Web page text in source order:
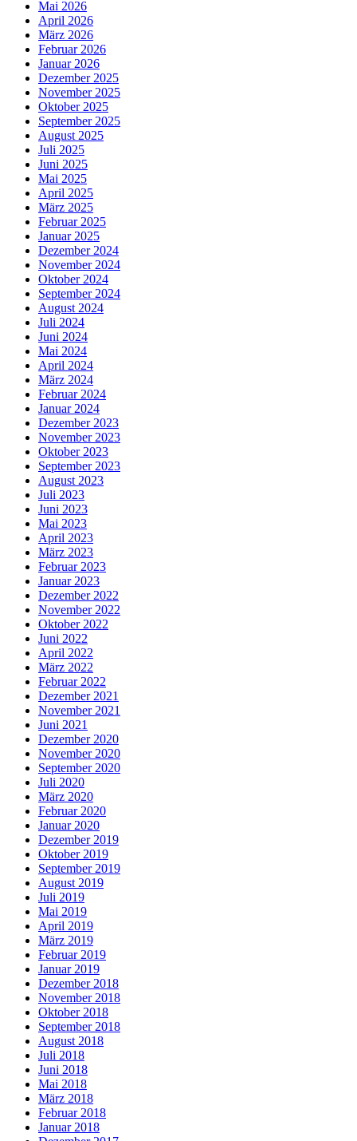
Mai 2026
April 2026
März 2026
Februar 2026
Januar 2026
Dezember 2025
November 2025
Oktober 2025
September 2025
August 2025
Juli 2025
Juni 2025
Mai 2025
April 2025
März 2025
Februar 2025
Januar 2025
Dezember 2024
November 2024
Oktober 2024
September 2024
August 2024
Juli 2024
Juni 2024
Mai 2024
April 2024
März 2024
Februar 2024
Januar 2024
Dezember 2023
November 2023
Oktober 2023
September 2023
August 2023
Juli 2023
Juni 2023
Mai 2023
April 2023
März 2023
Februar 2023
Januar 2023
Dezember 2022
November 2022
Oktober 2022
Juni 2022
April 2022
März 2022
Februar 2022
Dezember 2021
November 2021
Juni 2021
Dezember 2020
November 2020
September 2020
Juli 2020
März 2020
Februar 2020
Januar 2020
Dezember 2019
Oktober 2019
September 2019
August 2019
Juli 2019
Mai 2019
April 2019
März 2019
Februar 2019
Januar 2019
Dezember 2018
November 2018
Oktober 2018
September 2018
August 2018
Juli 2018
Juni 2018
Mai 2018
März 2018
Februar 2018
Januar 2018